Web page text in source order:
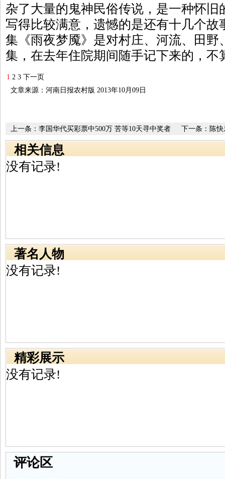
杂了大量的鬼神民俗传说，是一种怀旧
写得比较满意，遗憾的是还有十几个故
集《雨夜梦魇》是对村庄、河流、田野
集，在去年住院期间随手记下来的，不
1 2 3 下一页
文章来源：河南日报农村版 2013年10月09日
下一条： 陈
上一条： 李国华代买彩票中500万 苦等10天寻中奖者
相关信息
没有记录!
著名人物
没有记录!
精彩展示
没有记录!
评论区